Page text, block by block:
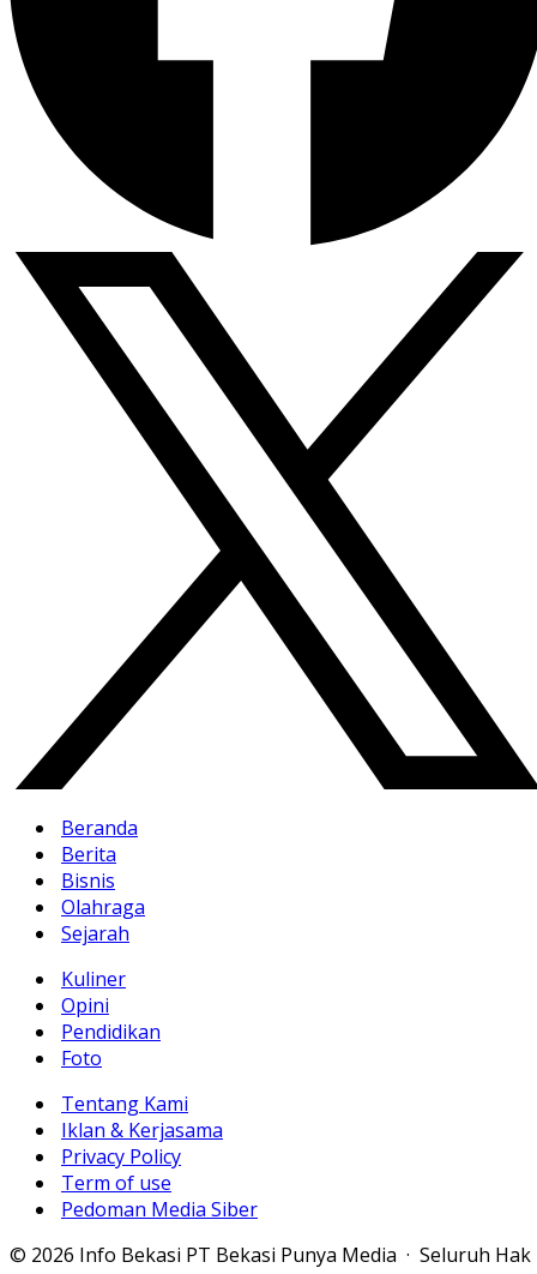
Beranda
Berita
Bisnis
Olahraga
Sejarah
Kuliner
Opini
Pendidikan
Foto
Tentang Kami
Iklan & Kerjasama
Privacy Policy
Term of use
Pedoman Media Siber
© 2026 Info Bekasi PT Bekasi Punya Media · Seluruh Hak